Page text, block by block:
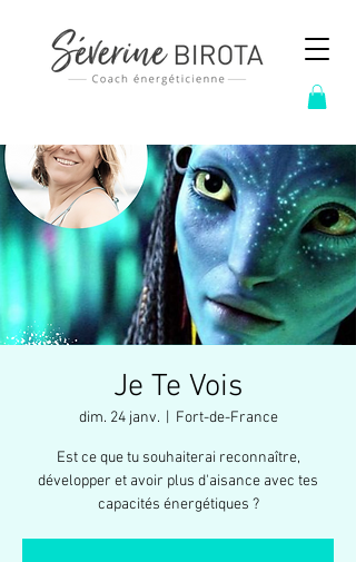
Je Te Vois
dim. 24 janv.
  |
Fort-de-France
Est ce que tu souhaiterai reconnaître,
développer et avoir plus d'aisance avec tes
capacités énergétiques ?